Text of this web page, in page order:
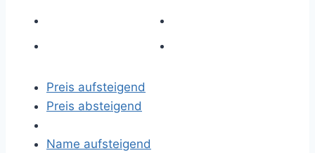
Preis aufsteigend
Preis absteigend
Name aufsteigend